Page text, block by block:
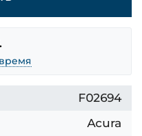
F02694
Acura